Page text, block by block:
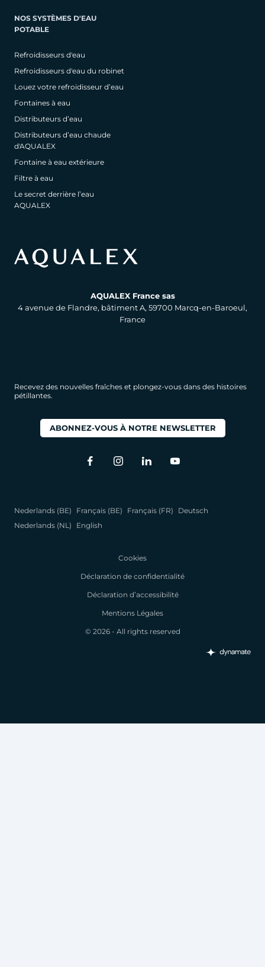
NOS SYSTÈMES D'EAU
POTABLE
Refroidisseurs d'eau
Refroidisseurs d'eau du robinet
Louez votre refroidisseur d’eau
Fontaines à eau
Distributeurs d’eau
Distributeurs d’eau chaude
d'AQUALEX
Fontaine à eau extérieure
Filtre à eau
Le secret derrière l’eau
AQUALEX
AQUALEX France sas
4 avenue de Flandre, bâtiment A, 59700 Marcq-en-Baroeul,
France
Recevez des nouvelles fraîches et plongez-vous dans des histoires
pétillantes.
ABONNEZ-VOUS À NOTRE NEWSLETTER
Nederlands (BE) Français (BE) Français (FR)
Deutsch
Nederlands (NL)
English
Cookies
Déclaration de confidentialité
Déclaration d’accessibilité
Mentions Légales
© 2026 - All rights reserved